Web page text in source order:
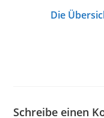
Die
Schreibe einen